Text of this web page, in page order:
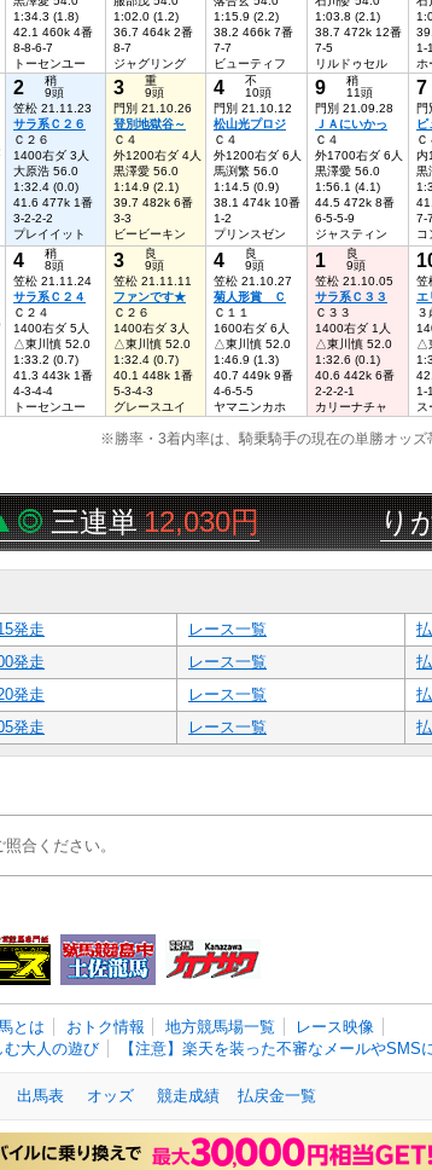
1:34.3 (1.8)
42.1 460k 4番
8-8-6-7
トーセンユー
1:02.0 (1.2)
36.7 464k 2番
8-7
ジャグリング
1:15.9 (2.2)
38.2 466k 7番
7-7
ビューティフ
1:03.8 (2.1)
38.7 472k 12番
7-5
リルドゥセル
1-1
ホ
2
稍
9頭
笠松 21.11.23
サラ系Ｃ２６
Ｃ２６
1400右ダ 3人
大原浩 56.0
1:32.4 (0.0)
41.6 477k 1番
3-2-2-2
プレイイット
3
重
9頭
門別 21.10.26
登別地獄谷～
Ｃ４
外1200右ダ 4人
黒澤愛 56.0
1:14.9 (2.1)
39.7 482k 6番
3-3
ビービーキン
4
不
10頭
門別 21.10.12
松山光プロジ
Ｃ４
外1200右ダ 6人
馬渕繁 56.0
1:14.5 (0.9)
38.1 474k 10番
1-2
プリンスゼン
9
稍
11頭
門別 21.09.28
ＪＡにいかっ
Ｃ４
外1700右ダ 6人
黒澤愛 56.0
1:56.1 (4.1)
44.5 472k 8番
6-5-5-9
ジャスティン
7
門
ピ
Ｃ
内
黒
7-
コ
4
稍
8頭
笠松 21.11.24
サラ系Ｃ２４
Ｃ２４
1400右ダ 5人
△東川慎 52.0
1:33.2 (0.7)
41.3 443k 1番
4-3-4-4
トーセンユー
3
良
9頭
笠松 21.11.11
ファンです★
Ｃ２６
1400右ダ 3人
△東川慎 52.0
1:32.4 (0.7)
40.1 448k 1番
5-3-4-3
グレースユイ
4
良
9頭
笠松 21.10.27
菊人形賞 Ｃ
Ｃ１１
1600右ダ 6人
△東川慎 52.0
1:46.9 (1.3)
40.7 449k 9番
4-6-5-5
ヤマニンカホ
1
良
9頭
笠松 21.10.05
サラ系Ｃ３３
Ｃ３３
1400右ダ 1人
△東川慎 52.0
1:32.6 (0.1)
40.6 442k 6番
2-2-2-1
カリーナチャ
笠
エ
３
△
1-
ス
※勝率・3着内率は、騎乗騎手の現在の単勝オッズ
連単12,030円 りか１９
発走 レース一覧
発走 レース一覧
発走 レース一覧
発走 レース一覧
合ください。
とは おトク情報 地方競馬場一覧
レース映像
む大人の遊び
【注意】楽天を装った不審なメールやSMS
出馬表 オッズ 競走成績 払戻金一覧